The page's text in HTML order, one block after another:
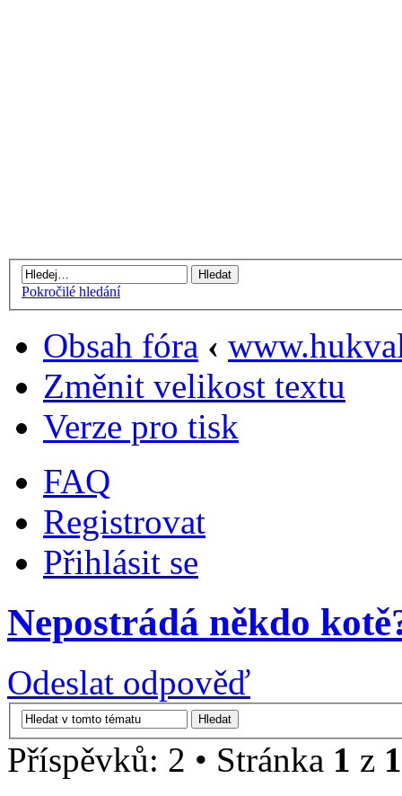
Pokročilé hledání
Obsah fóra ‹
Změnit velikost textu
Verze pro tisk
FAQ
Registrovat
Přihlásit se
Nepostrádá někdo
Odeslat odpověď
Příspěvků: 2 • Stránka 1 z 1